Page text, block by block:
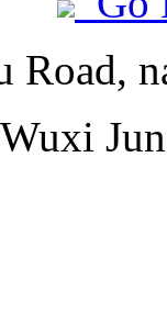
Road,